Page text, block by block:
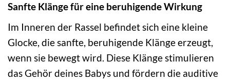
Sanfte Klänge für eine beruhigende Wirkung
Im Inneren der Rassel befindet sich eine kleine
Glocke, die sanfte, beruhigende Klänge erzeugt,
wenn sie bewegt wird. Diese Klänge stimulieren
das Gehör deines Babys und fördern die auditive